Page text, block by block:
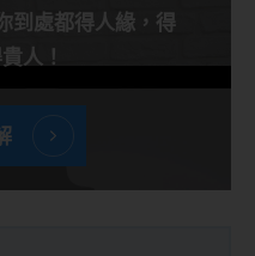
到處都得人緣，得
人！